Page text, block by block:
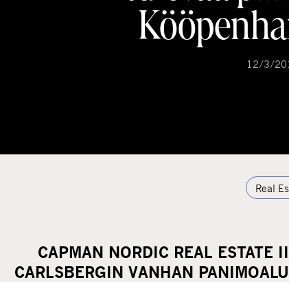
12/3/
Real
CAPMAN NORDIC REAL ESTATE
CARLSBERGIN VANHAN